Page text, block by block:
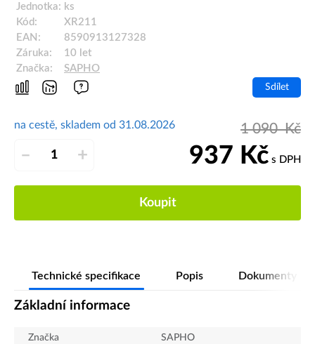
Jednotka: ks
Kód:
XR211
EAN:
8590913127328
Záruka:
10 let
Značka:
SAPHO
Sdílet
na cestě, skladem od 31.08.2026
– +
1 090Kč
937 Kč s DPH
Koupit
Technické specifikace Popis Dokumenty
Základní informace
Značka SAPHO